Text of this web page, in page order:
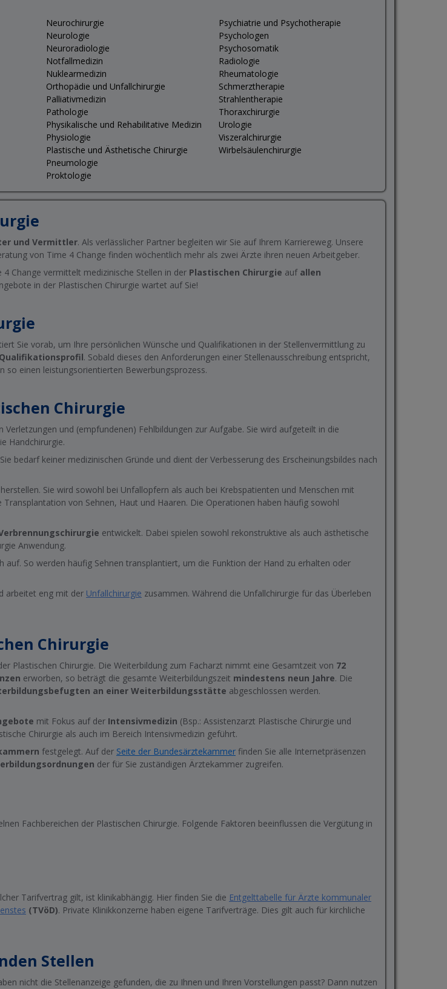
Neurochirurgie
Neurologie
Neuroradiologie
Notfallmedizin
Nuklearmedizin
Orthopädie und Unfallchirurgie
Palliativmedizin
Pathologie
Physikalische und Rehabilitative Medizin
Physiologie
Plastische und Ästhetische Chirurgie
Pneumologie
Proktologie
Psychiatrie und Psychotherapie
Psychologen
Psychosomatik
Radiologie
Rheumatologie
Schmerztherapie
Strahlentherapie
Thoraxchirurgie
Urologie
Viszeralchirurgie
Wirbelsäulenchirurgie
und Vermittler. Als verlässlicher Partner begleiten wir Sie auf Ihrem Karriereweg. Unsere
von Time 4 Change finden wöchentlich mehr als zwei Ärzte ihren neuen Arbeitgeber.
Change vermittelt medizinische Stellen in der Plastischen Chirurgie auf allen
in der Plastischen Chirurgie wartet auf Sie!
Sie vorab, um Ihre persönlichen Wünsche und Qualifikationen in der Stellenvermittlung zu
. Sobald dieses den Anforderungen einer Stellenausschreibung entspricht,
so einen leistungsorientierten Bewerbungsprozess.
Chirurgie
und (empfundenen) Fehlbildungen zur Aufgabe. Sie wird aufgeteilt in die
Handchirurgie.
bedarf keiner medizinischen Gründe und dient der Verbesserung des Erscheinungsbildes nach
Sie wird sowohl bei Unfallopfern als auch bei Krebspatienten und Menschen mit
von Sehnen, Haut und Haaren. Die Operationen haben häufig sowohl
entwickelt. Dabei spielen sowohl rekonstruktive als auch ästhetische
Anwendung.
auf. So werden häufig Sehnen transplantiert, um die Funktion der Hand zu erhalten oder
arbeitet eng mit der Unfallchirurgie zusammen. Während die Unfallchirurgie für das Überleben
Chirurgie
Plastischen Chirurgie. Die Weiterbildung zum Facharzt nimmt eine Gesamtzeit von 72
erworben, so beträgt die gesamte Weiterbildungszeit mindestens neun Jahre. Die
an einer Weiterbildungsstätte abgeschlossen werden.
mit Fokus auf der Intensivmedizin (Bsp.: Assistenzarzt Plastische Chirurgie und
Chirurgie als auch im Bereich Intensivmedizin geführt.
festgelegt. Auf der Seite der Bundesärztekammer finden Sie alle Internetpräsenzen
der für Sie zuständigen Ärztekammer zugreifen.
Fachbereichen der Plastischen Chirurgie. Folgende Faktoren beeinflussen die Vergütung in
Tarifvertrag gilt, ist klinikabhängig. Hier finden Sie die Entgelttabelle für Ärzte kommunaler
(TVöD). Private Klinikkonzerne haben eigene Tarifverträge. Dies gilt auch für kirchliche
Stellen
nicht die Stellenanzeige gefunden, die zu Ihnen und Ihren Vorstellungen passt? Dann nutzen